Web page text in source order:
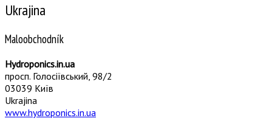
Ukrajina
Maloobchodník
Hydroponics.in.ua
просп. Голосіївський, 98/2
03039 Київ
Ukrajina
www.hydroponics.in.ua